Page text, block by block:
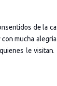
de la
mucha
le visitan.